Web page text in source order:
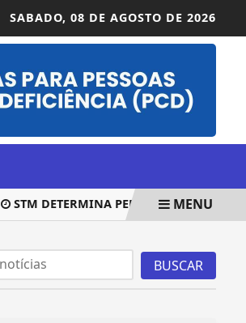
SABADO, 08 DE AGOSTO DE 2026
STM DETERMINA PERDA DE PATENTE DE
MENU
BUSCAR